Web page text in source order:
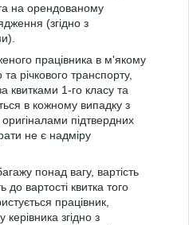
на орендованому
(згідно з
працівника в м'якому
річкового транспорту,
квитками 1-го класу та
в кожному випадку з
оригіналами підтвердних
не є надміру
понад вагу, вартість
до вартості квитка того
працівник,
згідно з